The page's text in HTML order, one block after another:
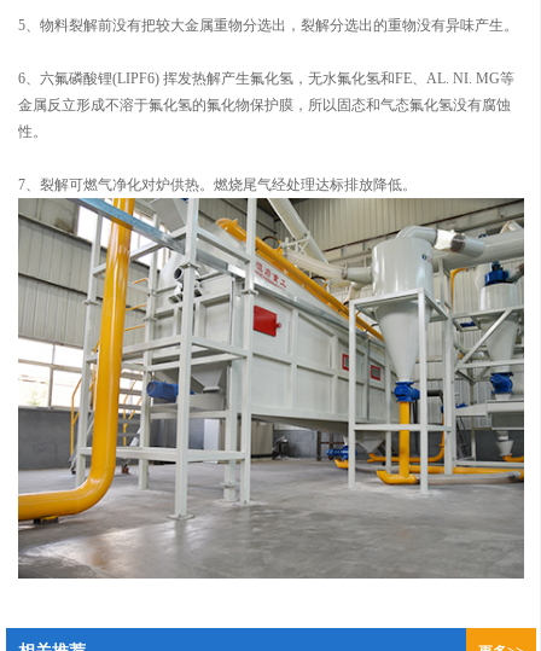
5、物料裂解前没有把较大金属重物分选出，裂解分选出的重物没有异味产生。
6、六氟磷酸锂(LIPF6) 挥发热解产生氟化氢，无水氟化氢和FE、AL. NI. MG等
金属反立形成不溶于氟化氢的氟化物保护膜，所以固态和气态氟化氢没有腐蚀
性。
7、裂解可燃气净化对炉供热。燃烧尾气经处理达标排放降低。